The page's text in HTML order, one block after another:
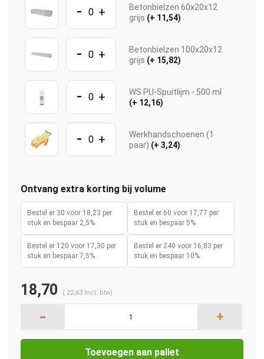
- +
Betonbielzen 60x20x12
grijs (+ 11,54)
- +
Betonbielzen 100x20x12
grijs (+ 15,82)
- +
WS PU-Spuitlijm - 500 ml
(+ 12,16)
- +
Werkhandschoenen (1
paar) (+ 3,24)
Ontvang extra korting bij volume
Bestel er 30 voor 18,23 per
stuk en bespaar 2,5%
Bestel er 60 voor 17,77 per
stuk en bespaar 5%
Bestel er 120 voor 17,30 per
stuk en bespaar 7,5%
Bestel er 240 voor 16,83 per
stuk en bespaar 10%
18,70 ( 22,63 Incl. btw)
- +
Toevoegen aan pallet